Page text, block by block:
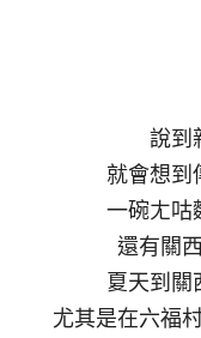
說到
就會想到
一碗ㄤ咕
還有關
夏天到關
尤其是在六福